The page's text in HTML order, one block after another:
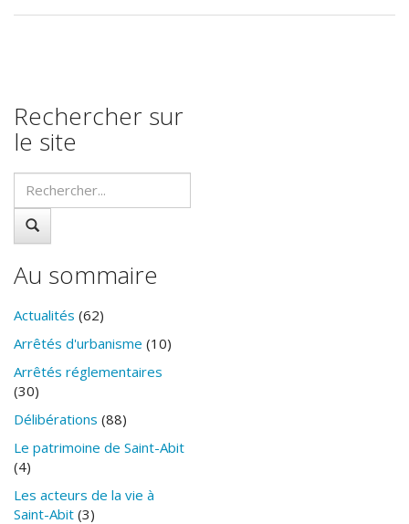
Rechercher sur
le site
Au sommaire
Actualités (62)
Arrêtés d'urbanisme (10)
Arrêtés réglementaires
(30)
Délibérations (88)
Le patrimoine de Saint-Abit
(4)
Les acteurs de la vie à
Saint-Abit (3)